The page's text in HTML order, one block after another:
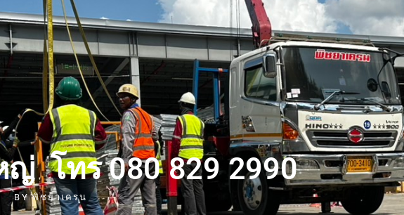
ญ่ โทร 080 829 2990
BYพิชยาเครน